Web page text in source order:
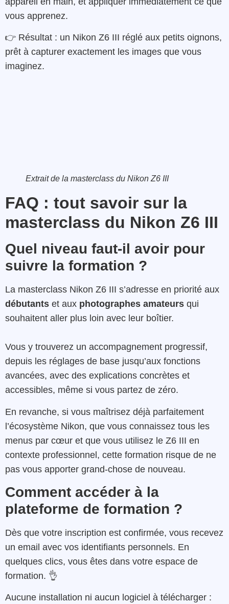
vous apprenez.
👉 Résultat : un Nikon Z6 III réglé aux petits oignons,
prêt à capturer exactement les images que vous
imaginez.
Extrait de la masterclass du Nikon Z6 III
FAQ : tout savoir sur la
masterclass du Nikon Z6 III
Quel niveau faut-il avoir pour
suivre la formation ?
La masterclass Nikon Z6 III s’adresse en priorité aux
débutants et aux photographes amateurs qui
souhaitent aller plus loin avec leur boîtier.
Vous y trouverez un accompagnement progressif,
depuis les réglages de base jusqu’aux fonctions
avancées, avec des explications concrètes et
accessibles, même si vous partez de zéro.
En revanche, si vous maîtrisez déjà parfaitement
l’écosystème Nikon, que vous connaissez tous les
menus par cœur et que vous utilisez le Z6 III en
contexte professionnel, cette formation risque de ne
pas vous apporter grand-chose de nouveau.
Comment accéder à la
plateforme de formation ?
Dès que votre inscription est confirmée, vous recevez
un email avec vos identifiants personnels. En
quelques clics, vous êtes dans votre espace de
formation. 👌
Aucune installation ni aucun logiciel à télécharger :